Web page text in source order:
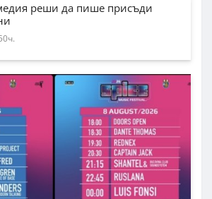
реши да пише присъди